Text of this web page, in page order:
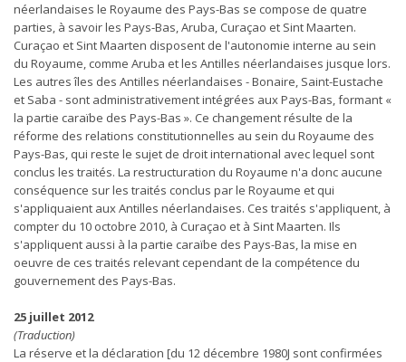
néerlandaises le Royaume des Pays-Bas se compose de quatre
parties, à savoir les Pays-Bas, Aruba, Curaçao et Sint Maarten.
Curaçao et Sint Maarten disposent de l'autonomie interne au sein
du Royaume, comme Aruba et les Antilles néerlandaises jusque lors.
Les autres îles des Antilles néerlandaises - Bonaire, Saint-Eustache
et Saba - sont administrativement intégrées aux Pays-Bas, formant «
la partie caraïbe des Pays-Bas ». Ce changement résulte de la
réforme des relations constitutionnelles au sein du Royaume des
Pays-Bas, qui reste le sujet de droit international avec lequel sont
conclus les traités. La restructuration du Royaume n'a donc aucune
conséquence sur les traités conclus par le Royaume et qui
s'appliquaient aux Antilles néerlandaises. Ces traités s'appliquent, à
compter du 10 octobre 2010, à Curaçao et à Sint Maarten. Ils
s'appliquent aussi à la partie caraïbe des Pays-Bas, la mise en
oeuvre de ces traités relevant cependant de la compétence du
gouvernement des Pays-Bas.
25 juillet 2012
(Traduction)
La réserve et la déclaration [du 12 décembre 1980J sont confirmées